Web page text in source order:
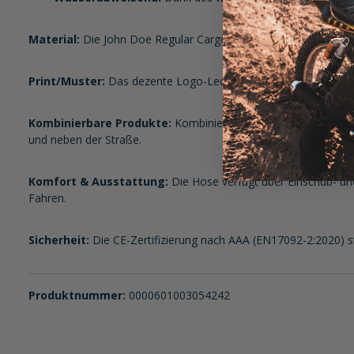
Material: Die John Doe Regular Cargo Mono Motorradhose
Print/Muster: Das dezente Logo-Lederabzeichen auf der
Kombinierbare Produkte: Kombiniere die Motorradhose mit
und neben der Straße.
Komfort & Ausstattung: Die Hose verfügt über Einschub-
Fahren.
Sicherheit: Die CE-Zertifizierung nach AAA (EN17092-
Produktnummer: 0000601003054242